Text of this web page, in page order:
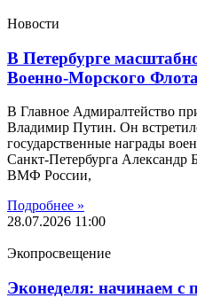
Новости
В Петербурге
Военно-Морского
В Главное Адмиралтейство
Владимир Путин. Он
государственные награды
Санкт-Петербурга Александр
ВМФ России,
Подробнее »
28.07.2026 11:00
Экопросвещение
Эконеделя: начинаем с